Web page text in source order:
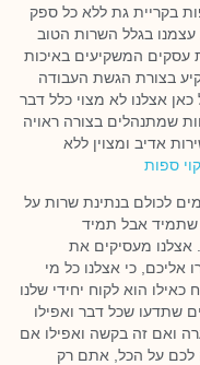
בקריית גת ללא כל ספק
עצמנו בגלל השרות הטוב
עסקים המשקיעים באיכות
בצורת הגשת העבודה
אצלנו לא מצוי כלל דבר
שמתנהלים בצורה ראויה
אדיב ומצוין ללא
ספות
לכולם בנתינת שרות על
שתמיד אבל תמיד
אצלנו מעסיקים את
אליכם, כי אצלנו כל מי
הוא לקוח יחידי שלנו
שתדעו שכל דבר ואפילו
ואם זה בקשה ואפילו אם
לכם על הכל, אתם רק